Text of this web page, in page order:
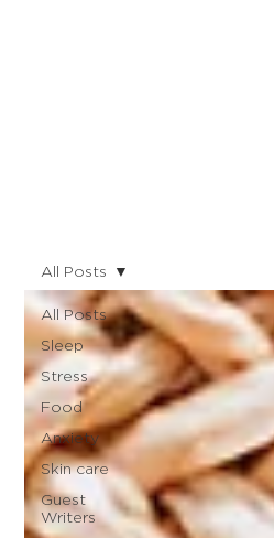
All Posts
Sleep
Stress
Food
Anxiety
Skin care
Guest
Writers
All Posts